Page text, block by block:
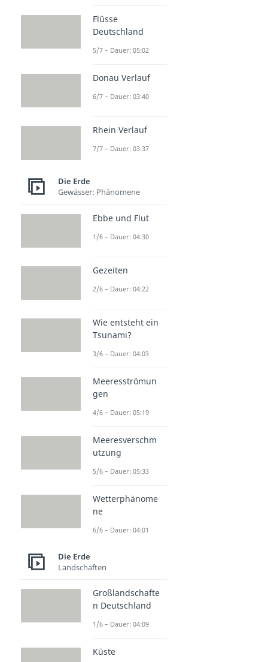
Flüsse
Deutschland
5/7 – Dauer: 05:02
Donau Verlauf
6/7 – Dauer: 03:40
Rhein Verlauf
7/7 – Dauer: 03:37
Die Erde
Gewässer: Phänomene
Ebbe und Flut
1/6 – Dauer: 04:30
Gezeiten
2/6 – Dauer: 04:22
Wie entsteht ein
Tsunami?
3/6 – Dauer: 04:03
Meeresströmun
gen
4/6 – Dauer: 05:19
Meeresverschm
utzung
5/6 – Dauer: 05:33
Wetterphänome
ne
6/6 – Dauer: 04:01
Die Erde
Landschaften
Großlandschafte
n Deutschland
1/6 – Dauer: 04:09
Küste